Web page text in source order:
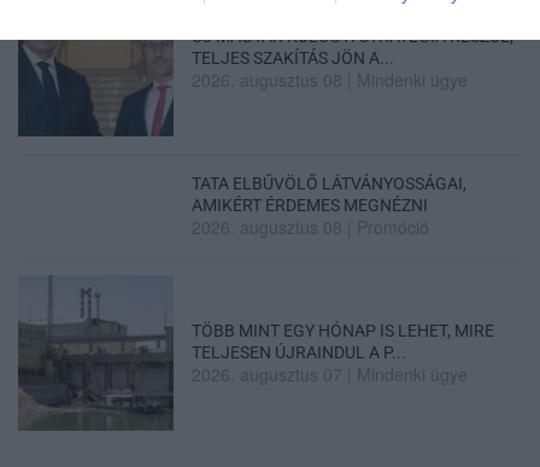
ÚJ MAGYAR KÜLÜGYI STRATÉGIA KÉSZÜL,
TELJES SZAKÍTÁS JÖN A...
2026. augusztus 08 Mindenki ügye
TATA ELBŰVÖLŐ LÁTVÁNYOSSÁGAI,
AMIKÉRT ÉRDEMES MEGNÉZNI
2026. augusztus 08 Promóció
TÖBB MINT EGY HÓNAP IS LEHET, MIRE
TELJESEN ÚJRAINDUL A P...
2026. augusztus 07 Mindenki ügye